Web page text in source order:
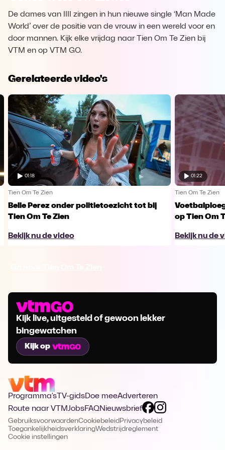
De dames van IIII zingen in hun nieuwe single ‘Man Made
World’ over de positie van de vrouw in een wereld voor en
door mannen. Kijk elke vrijdag naar Tien Om Te Zien bij
VTM en op VTM GO.
Gerelateerde video's
01:18
Tien Om Te Zien
Belle Perez onder politietoezicht tot bij
Tien Om Te Zien
Bekijk nu de video
01:22
Tien Om Te Zien
op Tien Om
Bekijk nu de
Kijk live, uitgesteld of gewoon lekker
bingewatchen
Kijk op
Programma's TV-gidsDoe meeAdverteren
Route naar VTMJobsFAQNieuwsbrief
GebruiksvoorwaardenCookiebeleid Privacybeleid
ToegankelijkheidsverklaringWedstrijdreglement
Cookie instellingen